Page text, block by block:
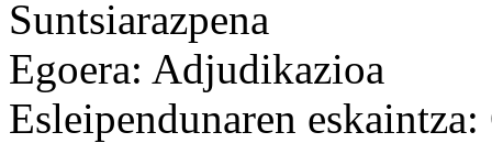
Suntsiarazpena
Egoera: Adjudikazioa
Esleipendunaren